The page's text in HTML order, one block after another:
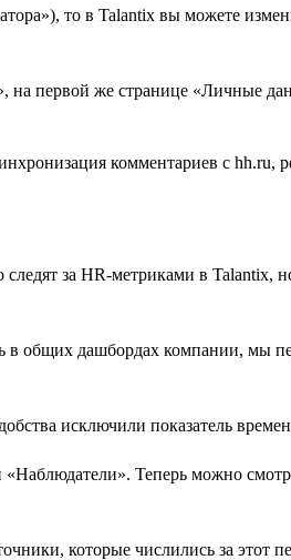
то в Talantix вы можете
на первой же странице «Личные
за HR-метриками в Talantix,
общих дашбордах компании, мы
исключили показатель
Теперь можно
которые числились за этот